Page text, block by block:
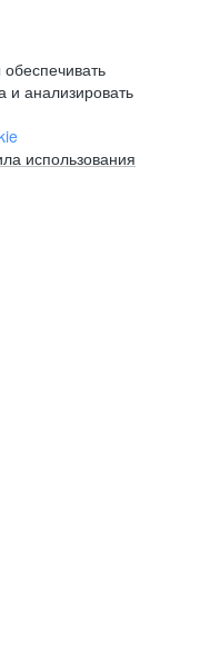
и анализировать
использования